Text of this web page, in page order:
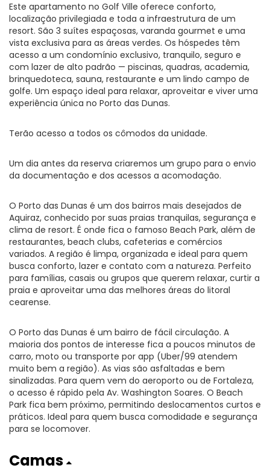
Este apartamento no Golf Ville oferece conforto,
localização privilegiada e toda a infraestrutura de um
resort. São 3 suítes espaçosas, varanda gourmet e uma
vista exclusiva para as áreas verdes. Os hóspedes têm
acesso a um condomínio exclusivo, tranquilo, seguro e
com lazer de alto padrão — piscinas, quadras, academia,
brinquedoteca, sauna, restaurante e um lindo campo de
golfe. Um espaço ideal para relaxar, aproveitar e viver uma
experiência única no Porto das Dunas.
Terão acesso a todos os cômodos da unidade.
Um dia antes da reserva criaremos um grupo para o envio
da documentação e dos acessos a acomodação.
O Porto das Dunas é um dos bairros mais desejados de
Aquiraz, conhecido por suas praias tranquilas, segurança e
clima de resort. É onde fica o famoso Beach Park, além de
restaurantes, beach clubs, cafeterias e comércios
variados. A região é limpa, organizada e ideal para quem
busca conforto, lazer e contato com a natureza. Perfeito
para famílias, casais ou grupos que querem relaxar, curtir a
praia e aproveitar uma das melhores áreas do litoral
cearense.
O Porto das Dunas é um bairro de fácil circulação. A
maioria dos pontos de interesse fica a poucos minutos de
carro, moto ou transporte por app (Uber/99 atendem
muito bem a região). As vias são asfaltadas e bem
sinalizadas. Para quem vem do aeroporto ou de Fortaleza,
o acesso é rápido pela Av. Washington Soares. O Beach
Park fica bem próximo, permitindo deslocamentos curtos e
práticos. Ideal para quem busca comodidade e segurança
para se locomover.
Camas